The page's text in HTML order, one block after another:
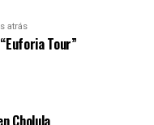
atrás
Tour”
Cholula